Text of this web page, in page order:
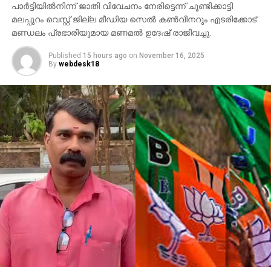
പാര്‍ട്ടിയില്‍നിന്ന് ജാതി വിവേചനം നേരിട്ടെന്ന് ചൂണ്ടിക്കാട്ടി
മലപ്പുറം വെസ്റ്റ് ജില്ല മീഡിയ സെല്‍ കണ്‍വീനറും എടരിക്കോട്
മണ്ഡലം പ്രഭാരിയുമായ മണമല്‍ ഉദേഷ് രാജിവച്ചു.
Published 15 hours ago on November 16, 2025
By webdesk18